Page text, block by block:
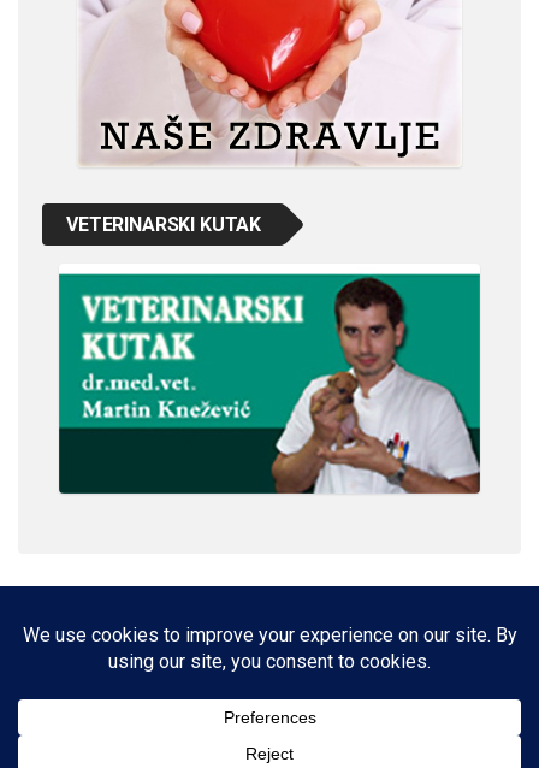
VETERINARSKI KUTAK
IMPRESSUM